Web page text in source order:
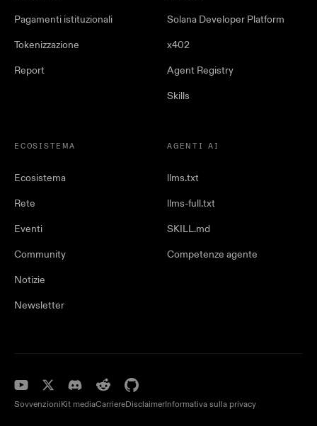
Pagamenti istituzionali
Tokenizzazione
Report
Solana Developer Platform
x402
Agent Registry
Skills
ECOSISTEMA
Ecosistema
Rete
Eventi
Community
Notizie
Newsletter
AGENTI AI
llms.txt
llms-full.txt
SKILL.md
Competenze agente
SovvenzioniKit mediaCarriereDisclaimerInformativa sulla privacy